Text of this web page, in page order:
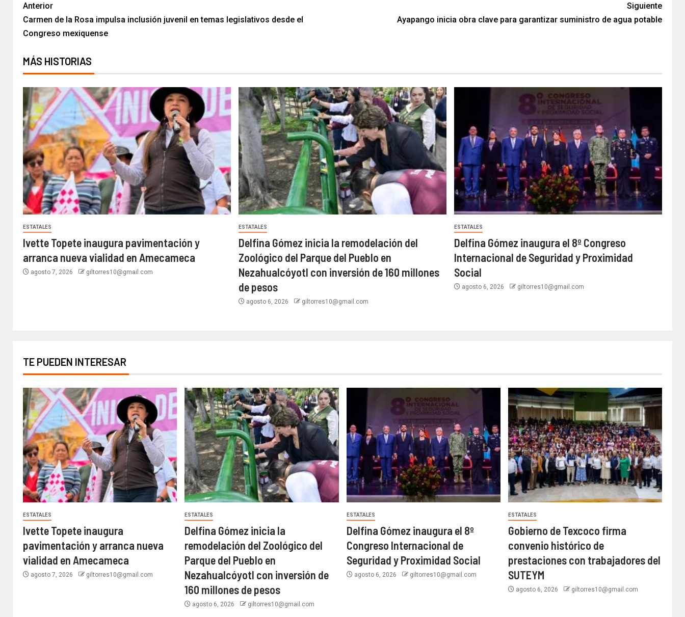
Anterior
Carmen de la Rosa impulsa inclusión juvenil en temas legislativos desde el
Congreso mexiquense
Siguiente
Ayapango inicia obra clave para garantizar suministro de agua potable
MÁS HISTORIAS
ESTATALES
Ivette Topete inaugura pavimentación y
arranca nueva vialidad en Amecameca
agosto 7, 2026 giltorres10@gmail.com
ESTATALES
Delfina Gómez inicia la remodelación del
Zoológico del Parque del Pueblo en
Nezahualcóyotl con inversión de 160 millones
de pesos
agosto 6, 2026 giltorres10@gmail.com
ESTATALES
Delfina Gómez inaugura el 8º Congreso
Internacional de Seguridad y Proximidad
Social
agosto 6, 2026 giltorres10@gmail.com
TE PUEDEN INTERESAR
ESTATALES
Ivette Topete inaugura
pavimentación y arranca nueva
vialidad en Amecameca
agosto 7, 2026 giltorres10@gmail.com
ESTATALES
Delfina Gómez inicia la
remodelación del Zoológico del
Parque del Pueblo en
Nezahualcóyotl con inversión de
160 millones de pesos
agosto 6, 2026 giltorres10@gmail.com
ESTATALES
Delfina Gómez inaugura el 8º
Congreso Internacional de
Seguridad y Proximidad Social
agosto 6, 2026 giltorres10@gmail.com
ESTATALES
Gobierno de Texcoco firma
convenio histórico de
prestaciones con trabajadores del
SUTEYM
agosto 6, 2026 giltorres10@gmail.com